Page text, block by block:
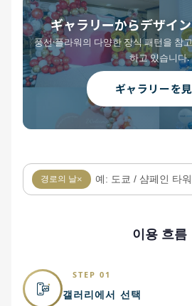
ギャラリーからデザイ
풍선·플라워의 다양한 장식 패턴을 참
하고 있습니다.
ギャラリーを
경로의 날×
이용 흐름
STEP 01
갤러리에서 선택